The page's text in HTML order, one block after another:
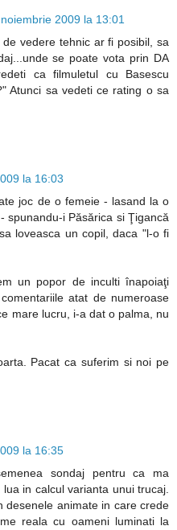
2009 la 13:01
vedere tehnic ar fi posibil, sa
se poate vota prin DA
ca filmuletul cu Basescu
Atunci sa vedeti ce rating o sa
la 16:03
joc de o femeie - lasand la o
spunandu-i Păsărica si Ţigancă
loveasca un copil, daca "l-o fi
un popor de inculti înapoiaţi
atat de numeroase
mare lucru, i-a dat o palma, nu
Pacat ca suferim si noi pe
la 16:35
sondaj pentru ca ma
in calcul varianta unui trucaj.
desenele animate in care crede
reala cu oameni luminati la